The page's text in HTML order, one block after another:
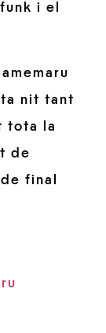
i el
nit tant
tota la
de
final